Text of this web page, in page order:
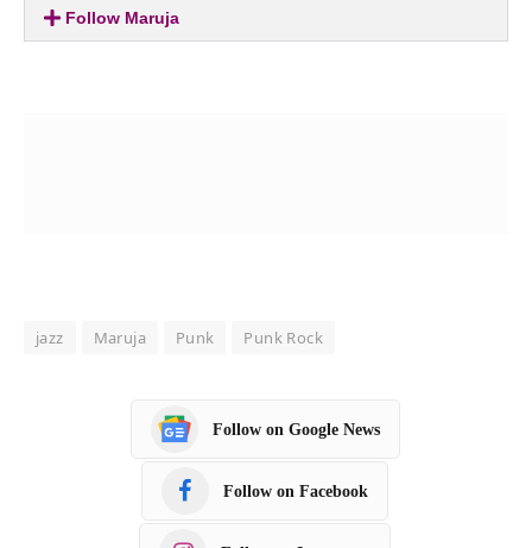
Follow Maruja
jazz Maruja Punk Punk Rock
Follow on Google News
Follow on Facebook